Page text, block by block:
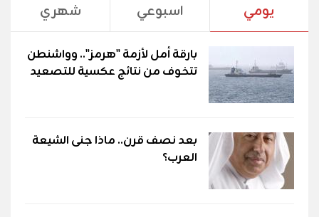
يومي اسبوعي شهري
بارقة أمل لأزمة "هرمز".. وواشنطن
تتخوف من نتائج عكسية للتصعيد
بعد نصف قرن.. ماذا جنى الشيعة
العرب؟